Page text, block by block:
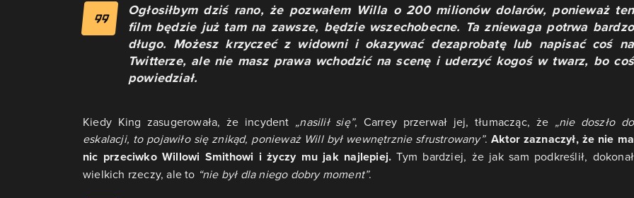
Ogłosiłbym dziś rano, że pozwałem Willa o 200 milionów dolarów, ponieważ ten
film będzie już tam na zawsze, będzie wszechobecne. Ta zniewaga potrwa bardzo
długo. Możesz krzyczeć z widowni i okazywać dezaprobatę lub napisać coś na
Twitterze, ale nie masz prawa wchodzić na scenę i uderzyć kogoś w twarz, bo coś
powiedział.
Kiedy King zasugerowała, że incydent „nasilił się”, Carrey przerwał jej, tłumacząc, że „nie doszło do
eskalacji, to pojawiło się znikąd, ponieważ Will był wewnętrznie sfrustrowany”. Aktor zaznaczył, że nie ma
nic przeciwko Willowi Smithowi i życzy mu jak najlepiej.Tym bardziej, że jak sam podkreślił, dokonał
wielkich rzeczy, ale to “nie był dla niego dobry moment”.